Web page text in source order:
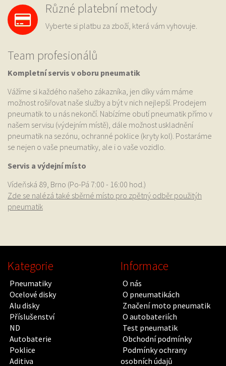
Různé platební metody
Vyberte si platbu za zboží, která vám vyhovuje.
Team profesionálů
Kompletní servis v oboru pneumatik
Vážíme si každého našeho zákazníka, jen díky vám máme
možnost rošiřovat naše služby a být v nich nejlepší. Prodejem
pneumatik to u nás nekončí. Nabízíme obutí pneumatik přímo v
našem servisu (výdejním místě), dále možnost uskladnění
pneumatik na sezónu, ochranné poklice (kryty kol). Postaráme
se nejen o vaše pneumatiky, ale i o vaše vozidlo.
Servis a výdejní místo
Vídeňská 89, Brno (Po-Pá 7:00 - 16:00 hod.)
Zde se nalézá také sběrné místo pro zpětný odběr použitýh
pneumatik
Kategorie
Pneumatiky
Ocelové disky
Alu disky
Příslušenství
ND
Autobaterie
Poklice
Aditiva
Informace
O nás
O pneumatikách
Značení moto pneumatik
O autobateriích
Test pneumatik
Obchodní podmínky
Podmínky ochrany
osobních údajů